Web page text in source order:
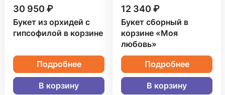
30 950 ₽
Букет из орхидей с
гипсофилой в корзине
Подробнее
В корзину
12 340 ₽
Букет сборный в
корзине «Моя
любовь»
Подробнее
В корзину